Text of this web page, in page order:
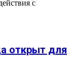
с
открыт для